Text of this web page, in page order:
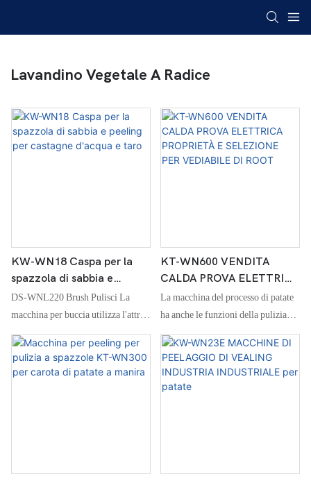
Lavandino Vegetale A Radice
KW-WN18 Caspa per la
spazzola di sabbia e
peeling per castagne
d'acqua e taro
DS-WNL220 Brush Pulisci La
macchina per buccia utilizza l'attrito
generato dalla rotazione per pulire e
buccia frutti come arance, mele,
kiwi e verdure a radice come
KT-WN600 VENDITA
CALDA PROVA ELETTRICA
PROPRIETÀ E SELEZIONE
PER VEDIABILE DI ROOT
La macchina del processo di patate
ha anche le funzioni della pulizia
spray e della decontaminazione e
della pelatura di attrito, che salva
efficacemente acqua, elettricità e
manodopera